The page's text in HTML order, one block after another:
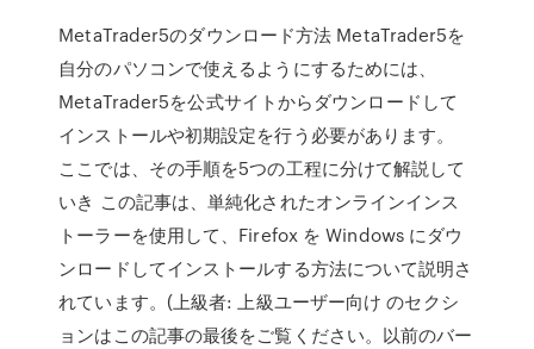
MetaTrader5のダウンロード方法 MetaTrader5を
自分のパソコンで使えるようにするためには、
MetaTrader5を公式サイトからダウンロードして
インストールや初期設定を行う必要があります。
ここでは、その手順を5つの工程に分けて解説して
いき この記事は、単純化されたオンラインインス
トーラーを使用して、Firefox を Windows にダウ
ンロードしてインストールする方法について説明さ
れています。(上級者: 上級ユーザー向け のセクシ
ョンはこの記事の最後をご覧ください。以前のバー